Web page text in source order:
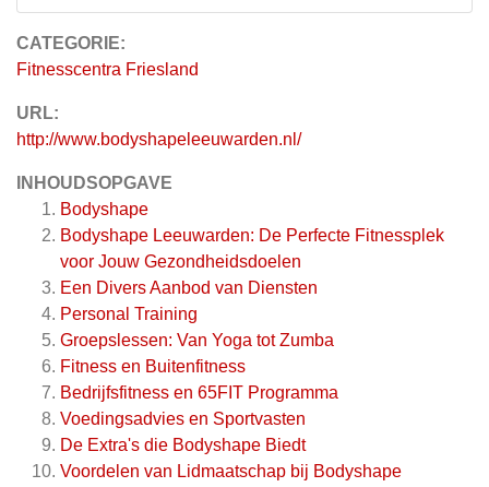
CATEGORIE:
Fitnesscentra Friesland
URL:
http://www.bodyshapeleeuwarden.nl/
INHOUDSOPGAVE
Bodyshape
Bodyshape Leeuwarden: De Perfecte Fitnessplek
voor Jouw Gezondheidsdoelen
Een Divers Aanbod van Diensten
Personal Training
Groepslessen: Van Yoga tot Zumba
Fitness en Buitenfitness
Bedrijfsfitness en 65FIT Programma
Voedingsadvies en Sportvasten
De Extra's die Bodyshape Biedt
Voordelen van Lidmaatschap bij Bodyshape